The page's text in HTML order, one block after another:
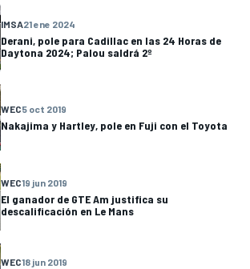
IMSA21 ene 2024
Derani, pole para Cadillac en las 24 Horas de
Daytona 2024; Palou saldrá 2º
WEC5 oct 2019
Nakajima y Hartley, pole en Fuji con el Toyota
WEC19 jun 2019
El ganador de GTE Am justifica su
descalificación en Le Mans
WEC18 jun 2019